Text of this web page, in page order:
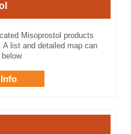
Misoprostol products
list and detailed map can